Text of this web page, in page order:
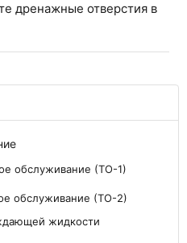
дренажные отверстия в
обслуживание (ТО-1)
обслуживание (ТО-2)
жидкости